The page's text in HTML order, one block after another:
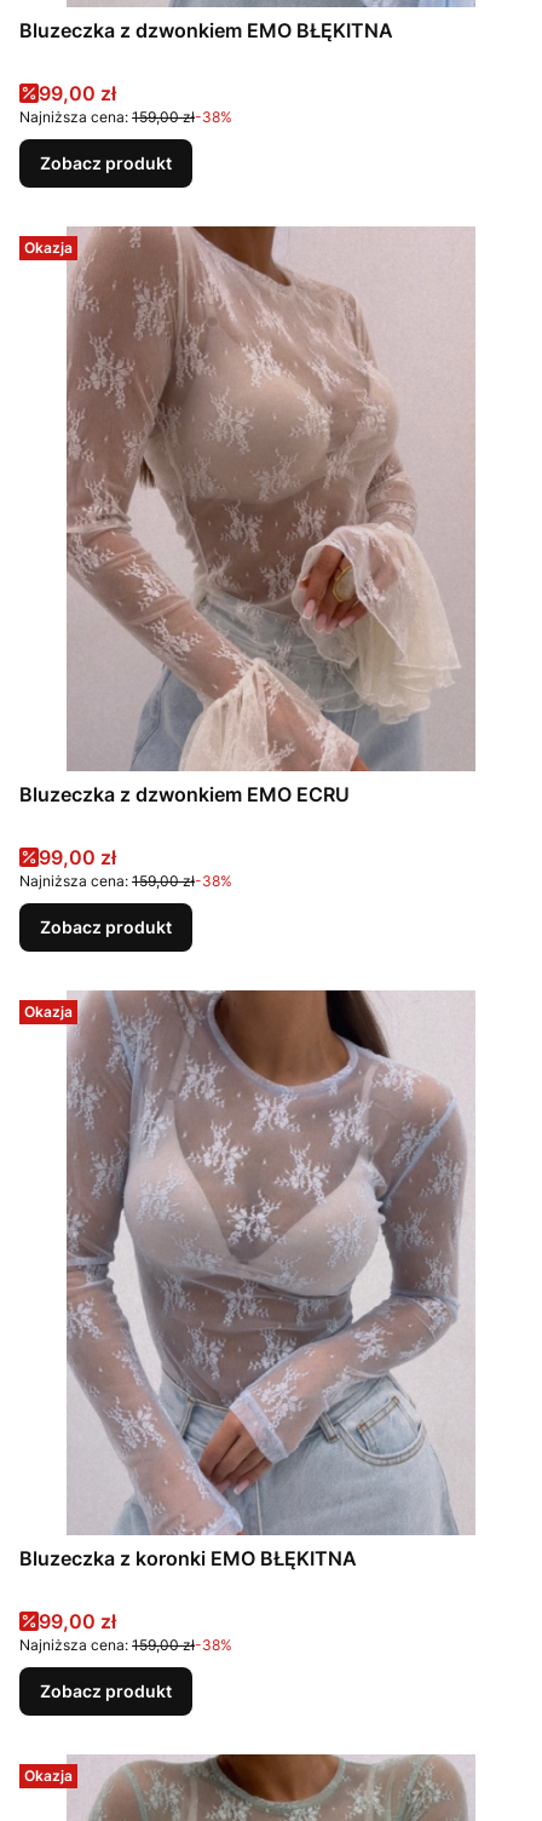
Bluzeczka z dzwonkiem EMO BŁĘKITNA
Cena promocyjna
99,00 zł
Najniższa cena: 159,00 zł-38%
Zobacz produkt
Okazja
Bluzeczka z dzwonkiem EMO ECRU
Cena promocyjna
99,00 zł
Najniższa cena: 159,00 zł-38%
Zobacz produkt
Okazja
Bluzeczka z koronki EMO BŁĘKITNA
Cena promocyjna
99,00 zł
Najniższa cena: 159,00 zł-38%
Zobacz produkt
Okazja